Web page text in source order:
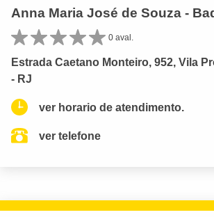
Anna Maria José de Souza -
0 aval.
Estrada Caetano Monteiro, 952, Vila
- RJ
ver horario de atendimento.
ver telefone